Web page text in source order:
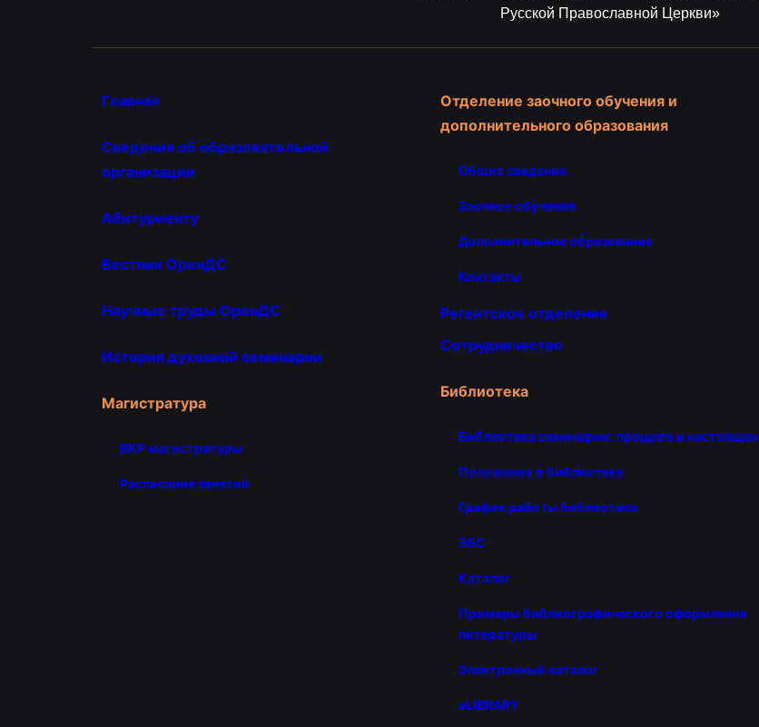
Русской Православной Церкви»
Главная
Сведения об образовательной
организации
Абитуриенту
Вестник ОренДС
Научные труды ОренДС
История духовной семинарии
Магистратура
ВКР магистратуры
Расписание занятий
Отделение заочного обучения и
дополнительного образования
Общие сведения
Заочное обучение
Дополнительное образование
Контакты
Регентское отделение
Сотрудничество
Библиотека
Библиотека семинарии: прошлое и настоящее
Положение о библиотеке
График работы библиотеки
ЭБС
Каталог
Примеры библиографического оформления
литературы
Электронный каталог
eLIBRARY